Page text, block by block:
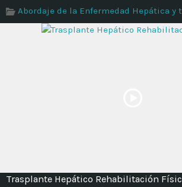
Abordaje de la Enfermedad Hepática y
Trasplante Hepático Rehabilitación